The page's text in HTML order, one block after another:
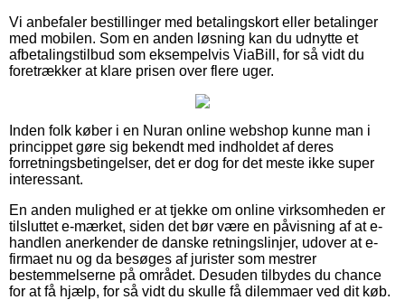
Vi anbefaler bestillinger med betalingskort eller betalinger
med mobilen. Som en anden løsning kan du udnytte et
afbetalingstilbud som eksempelvis ViaBill, for så vidt du
foretrækker at klare prisen over flere uger.
Inden folk køber i en Nuran online webshop kunne man i
princippet gøre sig bekendt med indholdet af deres
forretningsbetingelser, det er dog for det meste ikke super
interessant.
En anden mulighed er at tjekke om online virksomheden er
tilsluttet e-mærket, siden det bør være en påvisning af at e-
handlen anerkender de danske retningslinjer, udover at e-
firmaet nu og da besøges af jurister som mestrer
bestemmelserne på området. Desuden tilbydes du chance
for at få hjælp, for så vidt du skulle få dilemmaer ved dit køb.